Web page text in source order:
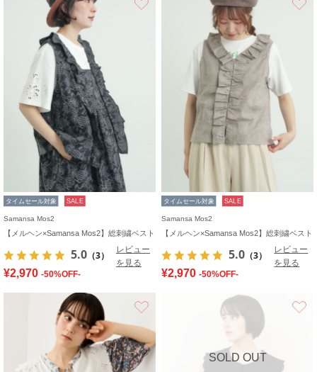
タイムセール対象 SALE
Samansa Mos2
【メルヘン×Samansa Mos2】総刺繍ベスト
5.0 （3）
レビュー
を見る
¥2,970 -50%OFF-
タイムセール対象 SALE
Samansa Mos2
【メルヘン×Samansa Mos2】総刺繍ベスト
5.0 （3）
レビュー
を見る
¥2,970 -50%OFF-
SOLD OUT